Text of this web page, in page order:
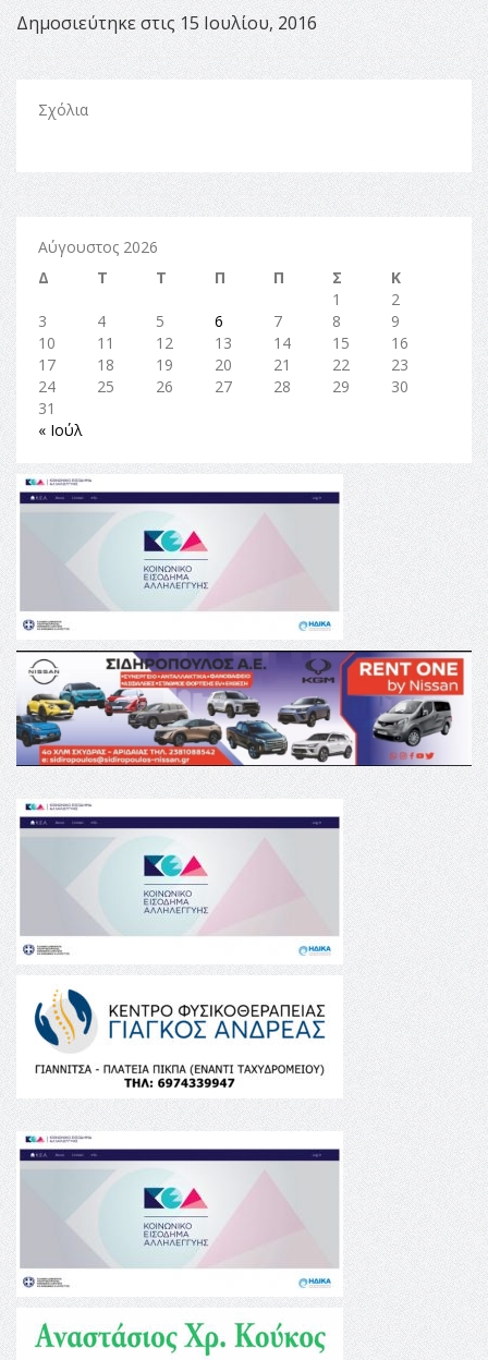
Δημοσιεύτηκε στις 15 Ιουλίου, 2016
Σχόλια
Αύγουστος 2026
Δ
Τ Τ Π Π Σ
Κ
1
2
3
4 5 6 7 8
9
10
11 12 13 14 15
16
17
18 19 20 21 22
23
24
25 26 27 28 29
30
31
« Ιούλ